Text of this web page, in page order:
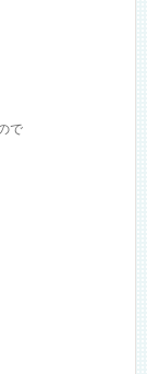
で